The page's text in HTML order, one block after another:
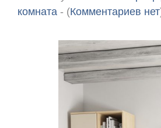
комната - (Комментариев нет